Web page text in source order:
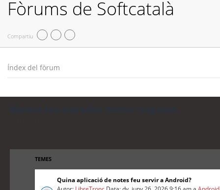
Fòrums de Softcatalà
Compartiu
Índex del fòrum
TEMES
Quina aplicació de notes feu servir a Android?